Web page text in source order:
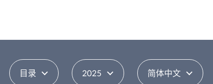
目录 2025 简体中文